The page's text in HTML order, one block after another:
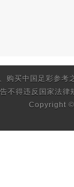
购买中国足彩参
不得违反国家法律
Copyright